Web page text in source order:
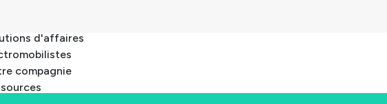
d'affaires
compagnie